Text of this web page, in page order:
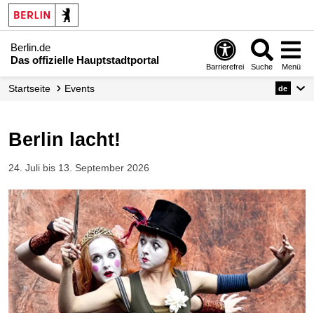
Berlin.de
Das offizielle Hauptstadtportal
Barrierefrei Suche Menü
Startseite Events de
Berlin lacht!
24. Juli bis 13. September 2026